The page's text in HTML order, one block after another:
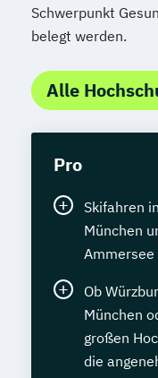
Schwerpunkt
belegt werden.
Alle
Pro
Skifahren
München
Ammersee
Ob
München
großen
die